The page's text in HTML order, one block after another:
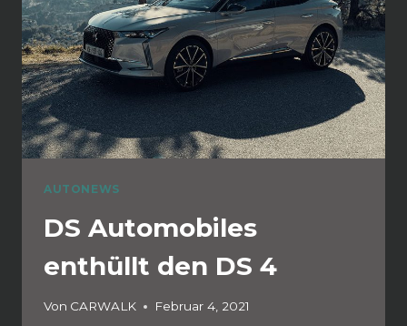
AUTONEWS
DS Automobiles
enthüllt den DS 4
Von CARWALK Februar 4, 2021